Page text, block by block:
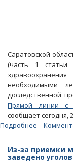
Саратовской
(часть 1
необходимыми
доследственной
Прямой линии с
сообщает сегодня,
Подробнее
Путина.
Из-за приемки
заведено